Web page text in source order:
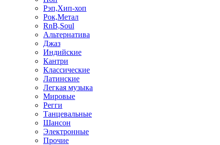
Рэп,Хип-хоп
Рок,Метал
RnB,Soul
Альтернатива
Джаз
Индийские
Кантри
Классические
Латинские
Легкая музыка
Мировые
Регги
Танцевальные
Шансон
Электронные
Прочие